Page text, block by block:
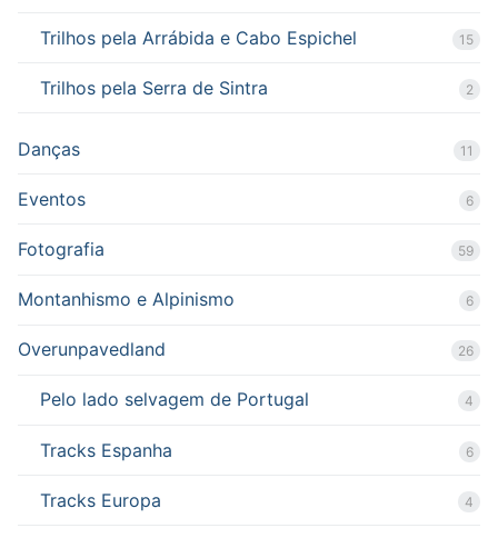
Trilhos pela Arrábida e Cabo Espichel 15
Trilhos pela Serra de Sintra 2
Danças 11
Eventos 6
Fotografia 59
Montanhismo e Alpinismo 6
Overunpavedland 26
Pelo lado selvagem de Portugal 4
Tracks Espanha 6
Tracks Europa 4